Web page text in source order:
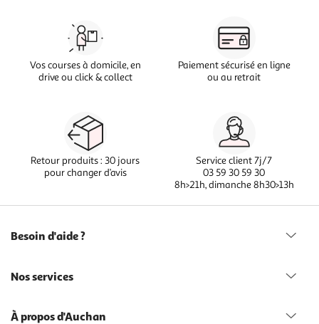
Vos courses à domicile, en
drive ou click & collect
Paiement sécurisé en ligne
ou au retrait
Retour produits : 30 jours
pour changer d’avis
Service client 7j/7
03 59 30 59 30
8h>21h, dimanche 8h30>13h
Besoin d'aide ?
Nos services
À propos d'Auchan